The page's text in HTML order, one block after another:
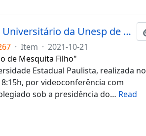
Ata da 267ª sessão ordinária do Conselho Universitário da Unesp de 21/10/2021
· Item · 2021-10-21
de Mesquita Filho"
Estadual Paulista, realizada no
por videoconferência com
sob a presidência do… Read